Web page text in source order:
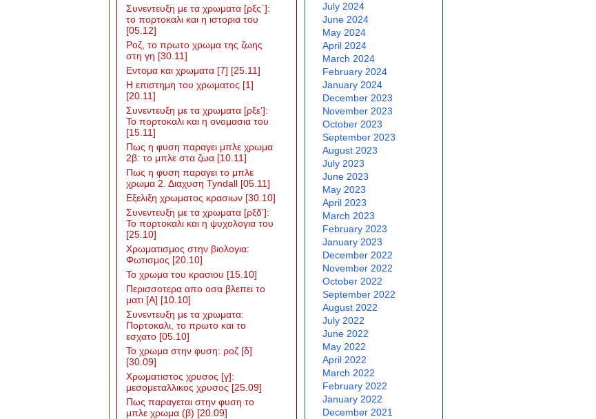
Συνεντευξη με τα χρωματα [ρξς΄]:
το πορτοκαλι και η ιστορια του
[05.12]
Ροζ, το πρωτο χρωμα της ζωης
στη γη [30.11]
Εντομα και χρωματα [7] [25.11]
Η επιστημη του χρωματος [1]
[20.11]
Συνεντευξη με τα χρωματα [ρξε’]:
Το πορτοκαλι και η ονομασια του
[15.11]
Πως η φυση παραγει μπλε χρωμα
2β: το μπλε στα ζωα [10.11]
Πως η φυση παραγει το μπλε
χρωμα 2. Διαχυση Tyndall [05.11]
Εξελιξη χρωματος κρασιων [30.10]
Συνεντευξη με τα χρωματα [ρξδ’]:
Το πορτοκαλι και η ψυχολογια του
[25.10]
Χρωματισμος στην βιολογια:
Φωτισμος [20.10]
Το χρωμα του κρασιου [15.10]
Περισσοτερα απο οσα βλεπει το
ματι [Α] [10.10]
Συνεντευξη με τα χρωματα:
Πορτοκαλι, το πρωτο και το
εσχατο [05.10]
Το χρωμα στην φυση: ροζ [δ]
[30.09]
Χρωματιστος χρυσος [γ]:
μεσομεταλλικος χρυσος [25.09]
Πως παραγεται στην φυση το
μπλε χρωμα (β) [20.09]
July 2024
June 2024
May 2024
April 2024
March 2024
February 2024
January 2024
December 2023
November 2023
October 2023
September 2023
August 2023
July 2023
June 2023
May 2023
April 2023
March 2023
February 2023
January 2023
December 2022
November 2022
October 2022
September 2022
August 2022
July 2022
June 2022
May 2022
April 2022
March 2022
February 2022
January 2022
December 2021